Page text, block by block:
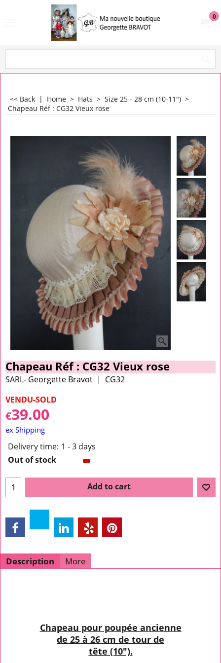
0
<< Back | Home > Hats > Size 25 - 28 cm (10-11") >
Chapeau Réf : CG32 Vieux rose
Chapeau Réf : CG32 Vieux rose
SARL- Georgette Bravot
CG32
VENDU-SOLD
€39.00
ex Shipping
Delivery time: 1 - 3 days
Out of stock
Add to cart
Description More
Chapeau pour poupée ancienne
de 25 à 26 cm de tour de
tête (10").